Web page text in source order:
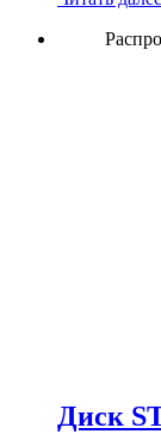
Диск